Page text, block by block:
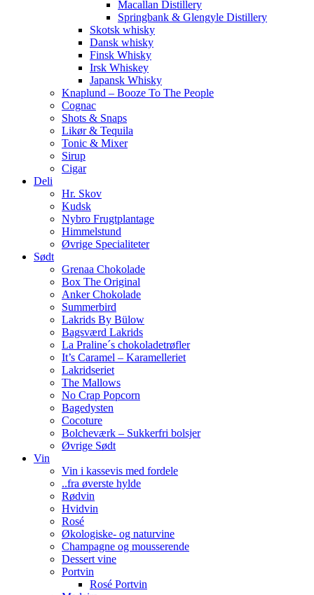
Macallan Distillery
Springbank & Glengyle Distillery
Skotsk whisky
Dansk whisky
Finsk Whisky
Irsk Whiskey
Japansk Whisky
Knaplund – Booze To The People
Cognac
Shots & Snaps
Likør & Tequila
Tonic & Mixer
Sirup
Cigar
Deli
Hr. Skov
Kudsk
Nybro Frugtplantage
Himmelstund
Øvrige Specialiteter
Sødt
Grenaa Chokolade
Box The Original
Anker Chokolade
Summerbird
Lakrids By Bülow
Bagsværd Lakrids
La Praline´s chokoladetrøfler
It’s Caramel – Karamelleriet
Lakridseriet
The Mallows
No Crap Popcorn
Bagedysten
Cocoture
Bolcheværk – Sukkerfri bolsjer
Øvrige Sødt
Vin
Vin i kassevis med fordele
..fra øverste hylde
Rødvin
Hvidvin
Rosé
Økologiske- og naturvine
Champagne og mousserende
Dessert vine
Portvin
Rosé Portvin